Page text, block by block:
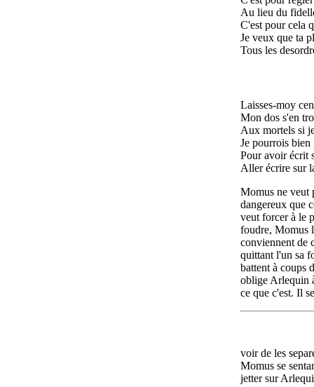
Au lieu du
C'est pour cela
Je veux que ta
Tous les
Laisses-moy
Mon dos s'en
Aux mortels si
Je pourrois bien
Pour avoir écrit
Aller écrire sur
Momus ne veut
dangereux que
veut forcer à le
foudre, Momus
conviennent de
quittant l'un sa
battent à coups
oblige Arlequin
ce que c'est. Il
voir de les
Momus se
jetter sur